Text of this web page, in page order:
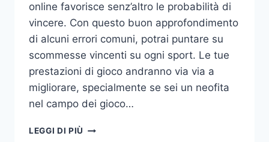
online favorisce senz’altro le probabilità di
vincere. Con questo buon approfondimento
di alcuni errori comuni, potrai puntare su
scommesse vincenti su ogni sport. Le tue
prestazioni di gioco andranno via via a
migliorare, specialmente se sei un neofita
nel campo dei gioco…
LEGGI DI PIÙ GLI